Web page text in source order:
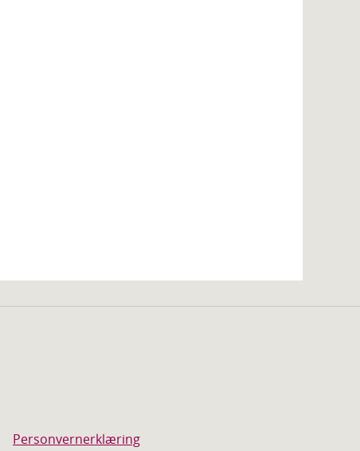
Personvernerklæring